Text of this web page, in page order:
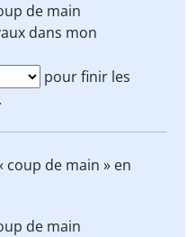
de main
dans mon
pour finir les
coup de main » en
de main